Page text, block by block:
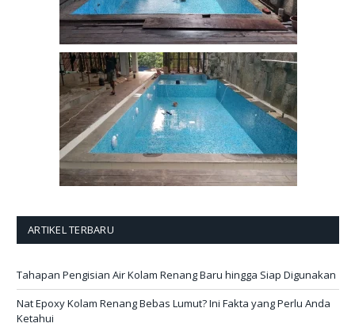
ARTIKEL TERBARU
Tahapan Pengisian Air Kolam Renang Baru hingga Siap Digunakan
Nat Epoxy Kolam Renang Bebas Lumut? Ini Fakta yang Perlu Anda
Ketahui